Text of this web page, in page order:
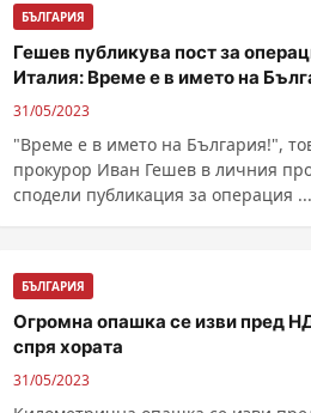
БЪЛГАРИЯ
Гешев публикува пост за
Италия: Време е в името на
31/05/2023
"Време е в името на България!",
прокурор Иван Гешев в личния
сподели публикация за операция ...
БЪЛГАРИЯ
Огромна опашка се изви пред
спря хората
31/05/2023